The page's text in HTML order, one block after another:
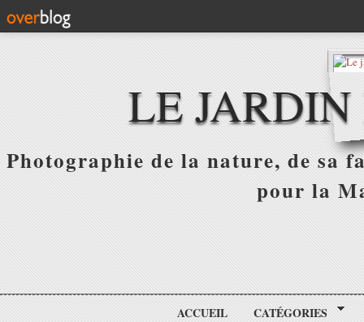
LE
Photographie de la nature, de sa
pour la
ACCUEIL CATÉGORIES